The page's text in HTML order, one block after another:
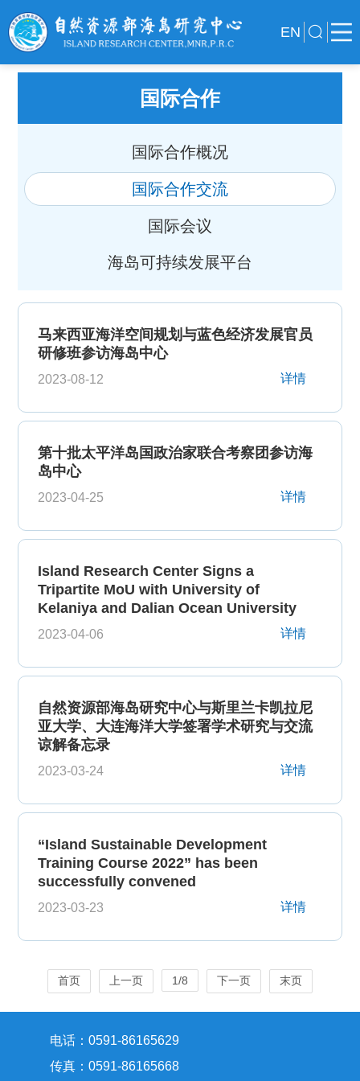
EN
国际合作
国际合作概况
国际合作交流
国际会议
海岛可持续发展平台
马来西亚海洋空间规划与蓝色经济发展官员
研修班参访海岛中心
2023-08-12 详情
第十批太平洋岛国政治家联合考察团参访海
岛中心
2023-04-25 详情
Island Research Center Signs a
Tripartite MoU with University of
Kelaniya and Dalian Ocean University
2023-04-06 详情
自然资源部海岛研究中心与斯里兰卡凯拉尼
亚大学、大连海洋大学签署学术研究与交流
谅解备忘录
2023-03-24 详情
“Island Sustainable Development
Training Course 2022” has been
successfully convened
2023-03-23 详情
首页 上一页 1/8 下一页 末页
电话：0591-86165629
传真：0591-86165668